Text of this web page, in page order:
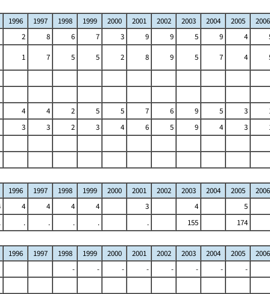
1996 1997 1998 1999 2000 2001 2002 2003 2004 2005
2006
2 8 6 7 3 9 9 5 9 4
1 7 5 5 2 8 9 5 7 4
4 4 2 5 5 7 6 9 5 3
3 3 2 3 4 6 5 9 4 3
1996 1997 1998 1999 2000 2001 2002 2003 2004 2005
2006
4 4 4 4 3 4
5
. . . . . . 155
174
1996 1997 1998 1999 2000 2001 2002 2003 2004 2005
2006
- - - - - - -
-